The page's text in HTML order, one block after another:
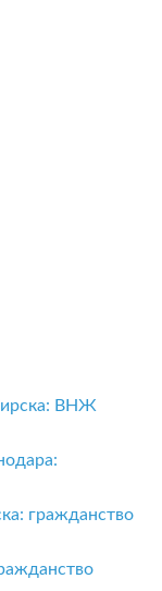
ВНЖ
гражданство